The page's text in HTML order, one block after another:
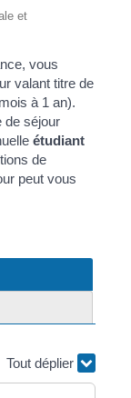
et
vous
valant titre de
à 1 an).
de séjour
étudiant
de
peut vous
Tout déplier